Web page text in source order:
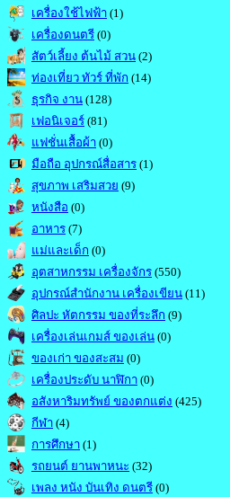
เครื่องใช้ไฟฟ้า (1)
เครื่องดนตรี (0)
สัตว์เลี้ยง ต้นไม้ สวน (2)
ท่องเที่ยว ทัวร์ ที่พัก (14)
ธุรกิจ งาน (128)
เฟอนิเจอร์ (81)
แฟชั่นเสื้อผ้า (0)
มือถือ อุปกรณ์สื่อสาร (1)
สุขภาพ เสริมสวย (9)
หนังสือ (0)
อาหาร (7)
แม่และเด็ก (0)
อุตสาหกรรม เครื่องจักร (550)
อุปกรณ์สำนักงาน เครื่องเขียน (11)
ศิลปะ หัตกรรม ของที่ระลึก (9)
เครื่องเล่นเกมส์ ของเล่น (0)
ของเก่า ของสะสม (0)
เครื่องประดับ นาฬิกา (0)
อสังหาริมทรัพย์ ของตกแต่ง (425)
กีฬา (4)
การศึกษา (1)
รถยนต์ ยานพาหนะ (32)
เพลง หนัง บันเทิง ดนตรี (0)